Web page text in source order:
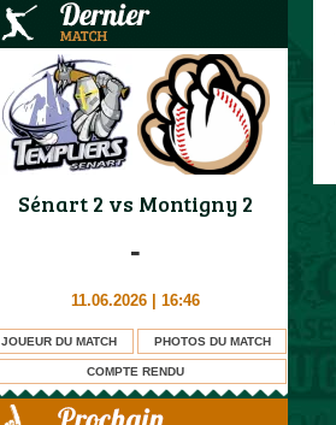
Sénart 2 vs Montigny 2
-
11.06.2026 | 16:46
JOUEUR DU MATCH PHOTOS DU MATCH
COMPTE RENDU